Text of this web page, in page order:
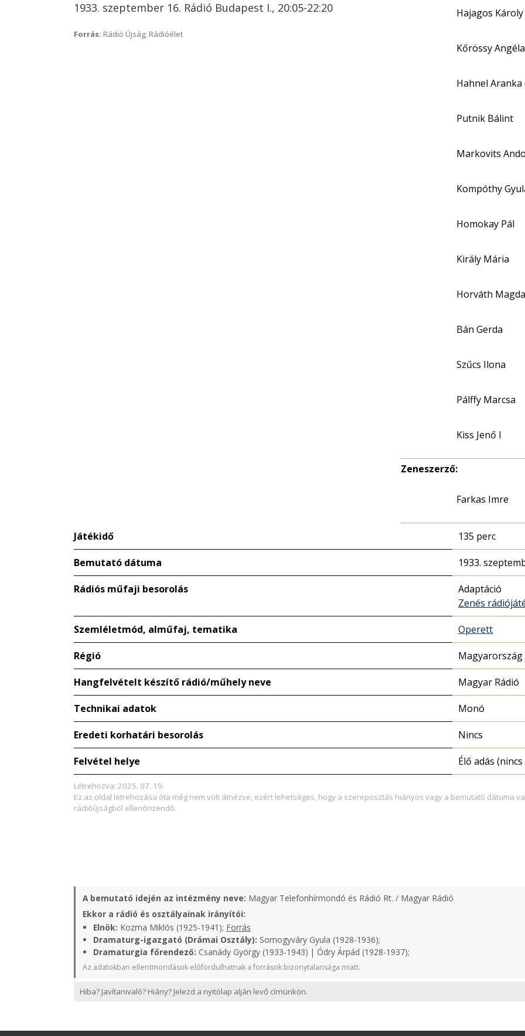
1933. szeptember 16. Rádió Budapest I., 20:05-22:20
Forrás: Rádió Újság; Rádióélet
Hajagos Károly
Kőrössy Angéla
Hahnel Aranka
Putnik Bálint
Markovits
Kompóthy
Homokay Pál
Király Mária
Horváth
Bán Gerda
Szűcs Ilona
Pálffy Marcsa
Kiss Jenő I
Zeneszerző:
Farkas Imre
Játékidő 135 perc
Bemutató dátuma 1933.
Rádiós műfaji besorolás
Adaptáció
Zenés
Szemléletmód, alműfaj, tematika Operett
Régió
Hangfelvételt készítő rádió/műhely neve Magyar Rádió
Technikai adatok Monó
Eredeti korhatári besorolás Nincs
Felvétel helye Élő adás
Létrehozva: 2025. 07. 19.
Ez az oldal létrehozása óta még nem volt átnézve, ezért lehetséges, hogy a szereposztás hiányos vagy a bemutató dátuma
rádióújságból ellenőrizendő.
A bemutató idején az intézmény neve: Magyar Telefonhírmondó és Rádió Rt. / Magyar Rádió
Ekkor a rádió és osztályainak irányítói:
Elnök: Kozma Miklós (1925-1941); Forrás
Dramaturg-igazgató (Drámai Osztály): Somogyváry Gyula (1928-1936);
Dramaturgia főrendező: Csanády György (1933-1943) | Ódry Árpád (1928-1937);
Az adatokban ellentmondások előfordulhatnak a források bizonytalansága miatt.
Hiba? Javítanivaló? Hiány? Jelezd a nyitólap alján levő címünkön.